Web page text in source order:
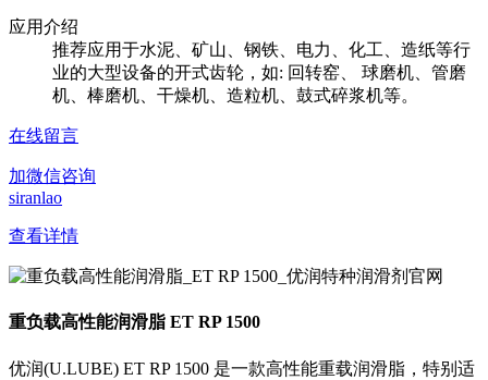
应用介绍
推荐应用于水泥、矿山、钢铁、电力、化工、造纸等行
业的大型设备的开式齿轮，如: 回转窑、 球磨机、管磨
机、棒磨机、干燥机、造粒机、鼓式碎浆机等。
在线留言
加微信咨询
siranlao
查看详情
重负载高性能润滑脂 ET RP 1500
优润(U.LUBE) ET RP 1500 是一款高性能重载润滑脂，特别适